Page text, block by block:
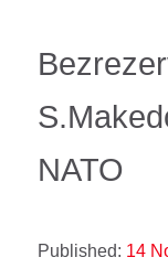
NATO
Published: 14